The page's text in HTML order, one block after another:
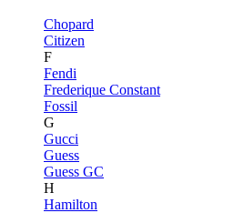
Chopard
Citizen
F
Fendi
Frederique Constant
Fossil
G
Gucci
Guess
Guess GC
H
Hamilton